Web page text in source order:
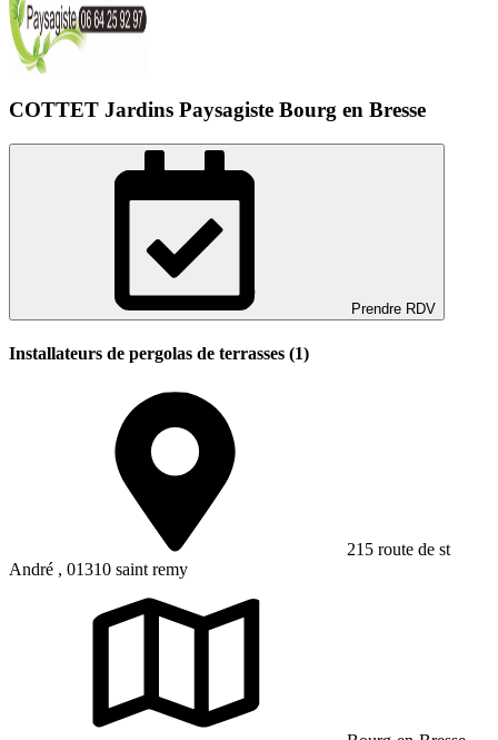
COTTET Jardins Paysagiste Bourg en Bresse
Prendre RDV
Installateurs de pergolas de terrasses (1)
215 route de st
André , 01310 saint remy